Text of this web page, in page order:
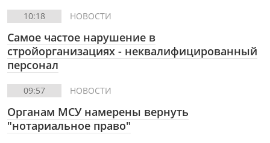
10:18 НОВОСТИ
Самое частое нарушение в
стройорганизациях - неквалифицированный
персонал
09:57 НОВОСТИ
Органам МСУ намерены вернуть
"нотариальное право"